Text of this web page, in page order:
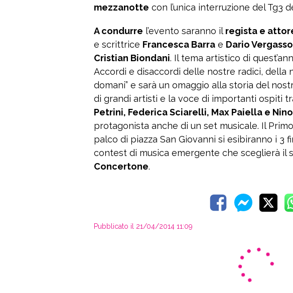
mezzanotte con l’unica interruzione del Tg3
A condurre l’evento saranno ilregista e
e scrittrice Francesca Barra e Dario
Cristian Biondani. Il tema artistico di
Accordi e disaccordi delle nostre radici, della
domani” e sarà un omaggio alla storia del
di grandi artisti e la voce di importanti ospiti
Petrini, Federica Sciarelli, Max Paiella e
protagonista anche di un set musicale. Il
palco di piazza San Giovanni si esibiranno i 3
contest di musica emergente che sceglierà il
Concertone.
Pubblicato il 21/04/2014 11:09